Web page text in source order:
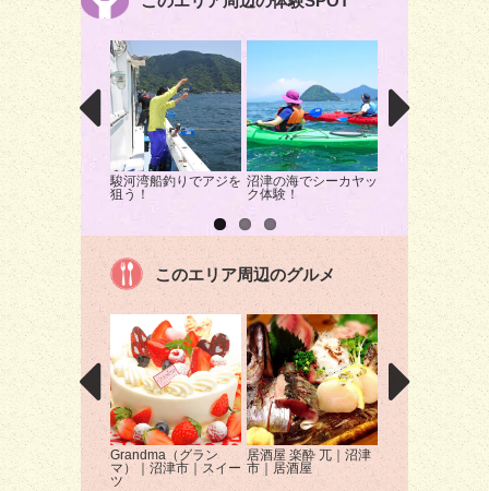
駿河湾船釣りでアジを
狙う！
沼津の海でシーカヤッ
ク体験！
頂上制圧！天空
アスレチックを
くす！
このエリア周辺のグルメ
Grandma（グラン
マ）｜沼津市｜スイー
ツ
居酒屋 楽酔 兀｜沼津
市｜居酒屋
ラーメン